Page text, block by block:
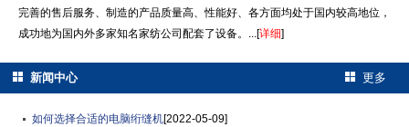
完善的售后服务、制造的产品质量高、性能好、各方面均处于国内较高地位，
成功地为国内外多家知名家纺公司配套了设备。...[详细]
新闻中心 更多
[2022-05-09]
如何选择合适的电脑绗缝机